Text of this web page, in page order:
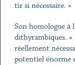
tir si nécessaire. »
Son homologue à
dithyrambiques.
réellement
potentiel énorme